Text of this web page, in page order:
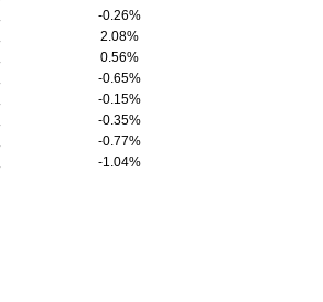
-0.26%
2.08%
0.56%
-0.65%
-0.15%
-0.35%
-0.77%
-1.04%